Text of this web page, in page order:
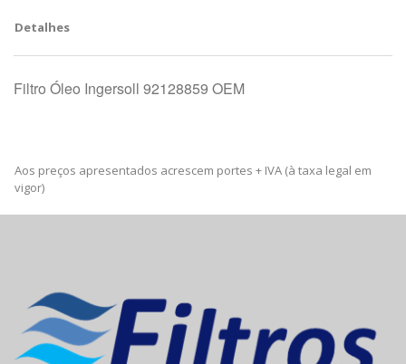
Detalhes
Filtro Óleo Ingersoll 92128859 OEM
Aos preços apresentados acrescem portes + IVA (à taxa legal em
vigor)